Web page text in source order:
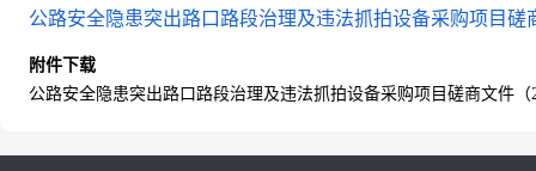
公路安全隐患突出路口路段治理及违法抓拍设备采购项目磋
附件下载
公路安全隐患突出路口路段治理及违法抓拍设备采购项目磋商文件（